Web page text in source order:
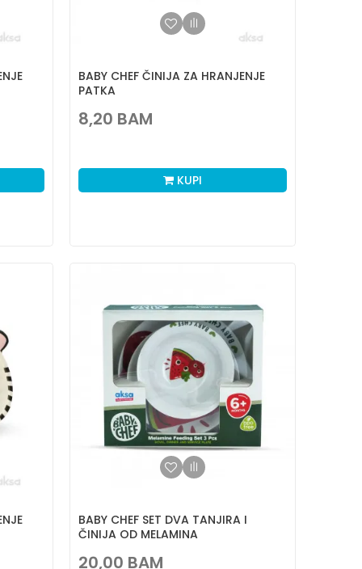
BABY CHEF ČINIJA ZA HRANJENJE
PATKA
8,20 BAM
KUPI
BABY CHEF SET DVA TANJIRA I
ČINIJA OD MELAMINA
20,00 BAM